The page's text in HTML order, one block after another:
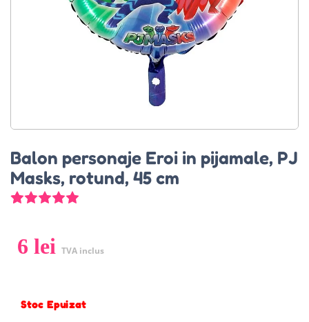
Balon personaje Eroi in pijamale, PJ
Masks, rotund, 45 cm
3
6 lei TVA inclus
Stoc Epuizat